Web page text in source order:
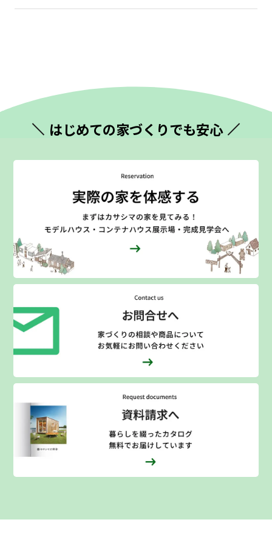
はじめての家づくりでも安心